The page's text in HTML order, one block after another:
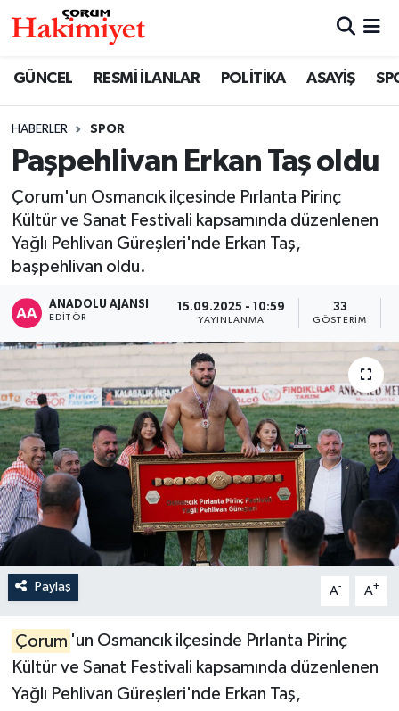
GÜNCEL RESMİ İLANLAR POLİTİKA ASAYİŞ
HABERLER SPOR
Paşpehlivan Erkan Taş oldu
Çorum'un Osmancık ilçesinde Pırlanta Pirinç
Kültür ve Sanat Festivali kapsamında düzenlenen
Yağlı Pehlivan Güreşleri'nde Erkan Taş,
başpehlivan oldu.
ANADOLU AJANSI
EDITÖR
15.09.2025 - 10:59
YAYINLANMA
33
GÖSTERIM
Paylaş A- A+
Çorum 'un Osmancık ilçesinde Pırlanta Pirinç
Kültür ve Sanat Festivali kapsamında düzenlenen
Yağlı Pehlivan Güreşleri'nde Erkan Taş,
SAĞLIK
ASAYİŞ
EKONOMİ
AKTÜEL
EĞİTİM
İLÇELER
OTOPARK
TEKNOLOJİ
Nöbetçi Eczaneler
Çorum Namaz Vakitleri
Trafik Durumu
Süper Lig Puan Durumu ve Fikstür
Son Dakika Haberleri
Haber Arşivi